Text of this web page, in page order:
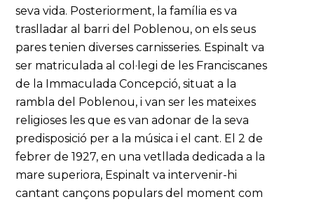
seva vida. Posteriorment, la família es va
traslladar al barri del Poblenou, on els seus
pares tenien diverses carnisseries. Espinalt va
ser matriculada al col·legi de les Franciscanes
de la Immaculada Concepció, situat a la
rambla del Poblenou, i van ser les mateixes
religioses les que es van adonar de la seva
predisposició per a la música i el cant. El 2 de
febrer de 1927, en una vetllada dedicada a la
mare superiora, Espinalt va intervenir-hi
cantant cançons populars del moment com